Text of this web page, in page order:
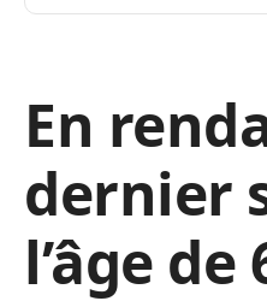
En
dernier
l’âge de